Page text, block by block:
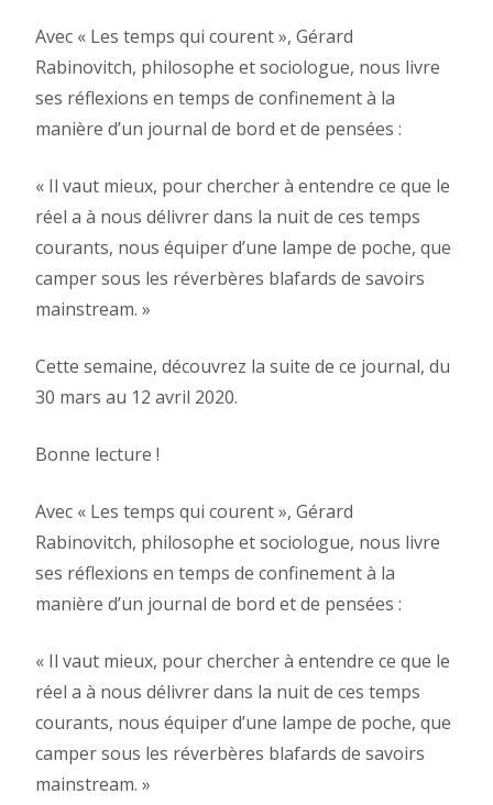
Avec « Les temps qui courent », Gérard
Rabinovitch, philosophe et sociologue, nous livre
ses réflexions en temps de confinement à la
manière d’un journal de bord et de pensées :
« Il vaut mieux, pour chercher à entendre ce que le
réel a à nous délivrer dans la nuit de ces temps
courants, nous équiper d’une lampe de poche, que
camper sous les réverbères blafards de savoirs
mainstream. »
Cette semaine, découvrez la suite de ce journal, du
30 mars au 12 avril 2020.
Bonne lecture !
Avec « Les temps qui courent », Gérard
Rabinovitch, philosophe et sociologue, nous livre
ses réflexions en temps de confinement à la
manière d’un journal de bord et de pensées :
« Il vaut mieux, pour chercher à entendre ce que le
réel a à nous délivrer dans la nuit de ces temps
courants, nous équiper d’une lampe de poche, que
camper sous les réverbères blafards de savoirs
mainstream. »